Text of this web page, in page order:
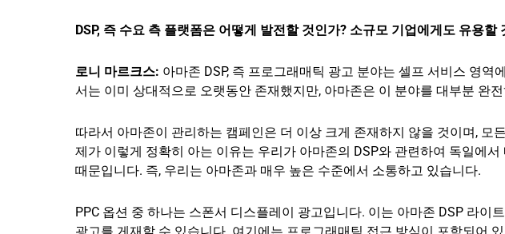
DSP, 즉 수요 측 플랫폼은 어떻게 발전할 것인가? 소규모 기업에게도 유용할
로니 마르크스: 아마존 DSP, 즉 프로그래매틱 광고 분야는 셀프 서비스 영역
서는 이미 상대적으로 오랫동안 존재했지만, 아마존은 이 분야를 대부분 완
따라서 아마존이 관리하는 캠페인은 더 이상 크게 존재하지 않을 것이며, 모
제가 이렇게 정확히 아는 이유는 우리가 아마존의 DSP와 관련하여 독일에
때문입니다. 즉, 우리는 아마존과 매우 높은 수준에서 소통하고 있습니다.
PPC 옵션 중 하나는 스폰서 디스플레이 광고입니다. 이는 아마존 DSP 라이